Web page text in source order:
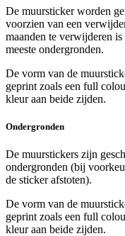
De muursticker worden
voorzien van een
maanden te verwijderen
meeste ondergronden.
De vorm van de
geprint zoals een full
kleur aan beide zijden.
Ondergronden
De muurstickers zijn
ondergronden (bij
de sticker afstoten).
De vorm van de
geprint zoals een full
kleur aan beide zijden.